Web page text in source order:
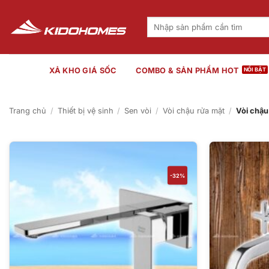
nội
dung
Tìm
XẢ KHO GIÁ SỐC COMBO & SẢN PHẨM HOT
Trang chủ / Thiết bị vệ sinh / Sen vòi / Vòi chậu rửa mặt / Vòi
-32%